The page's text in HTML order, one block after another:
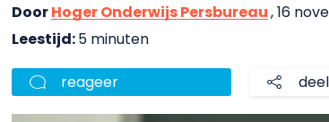
DoorHoger Onderwijs Persbureau, 16
Leestijd:5 minuten
reageer deel